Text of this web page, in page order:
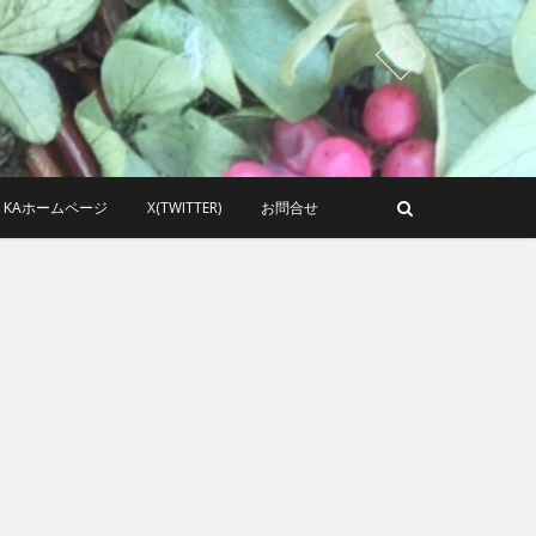
KAホームページ X(TWITTER) お問合せ